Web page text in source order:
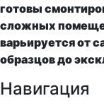
готовы
сложных
варьируется от
образцов до
Навигация